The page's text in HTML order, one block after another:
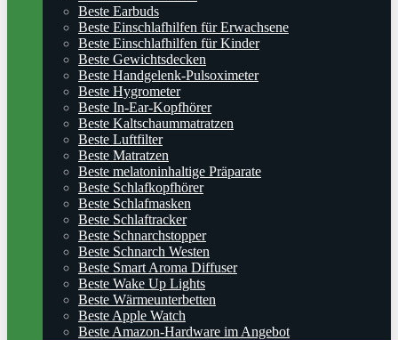
Beste Earbuds
Beste Einschlafhilfen für Erwachsene
Beste Einschlafhilfen für Kinder
Beste Gewichtsdecken
Beste Handgelenk-Pulsoximeter
Beste Hygrometer
Beste In-Ear-Kopfhörer
Beste Kaltschaummatratzen
Beste Luftfilter
Beste Matratzen
Beste melatoninhaltige Präparate
Beste Schlafkopfhörer
Beste Schlafmasken
Beste Schlaftracker
Beste Schnarchstopper
Beste Schnarch Westen
Beste Smart Aroma Diffuser
Beste Wake Up Lights
Beste Wärmeunterbetten
Beste Apple Watch
Beste Amazon-Hardware im Angebot